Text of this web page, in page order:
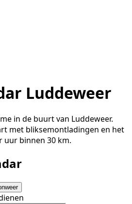
Luddeweer
in de buurt van Luddeweer.
met bliksemontladingen en het
uur binnen 30 km.